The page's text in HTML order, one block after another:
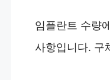
임플란트 수량
사항입니다. 구